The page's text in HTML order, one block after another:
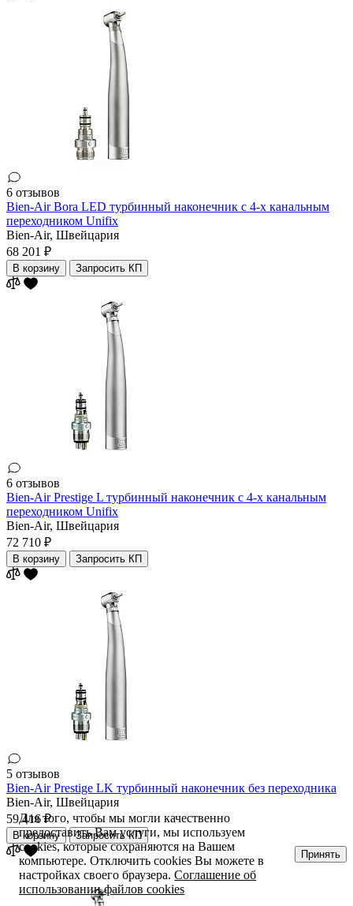
6 отзывов
Bien-Air Bora LED турбинный наконечник с 4-х канальным
переходником Unifix
Bien-Air, Швейцария
68 201 ₽
В корзину Запросить КП
6 отзывов
Bien-Air Prestige L турбинный наконечник с 4-х канальным
переходником Unifix
Bien-Air, Швейцария
72 710 ₽
В корзину Запросить КП
5 отзывов
Bien-Air Prestige LK турбинный наконечник без переходника
Bien-Air, Швейцария
59 416 ₽
В корзину Запросить КП
Для того, чтобы мы могли качественно
предоставить Вам услуги, мы используем
cookies, которые сохраняются на Вашем
компьютере. Отключить cookies Вы можете в
настройках своего браузера.Соглашение об
использовании файлов cookies
Принять